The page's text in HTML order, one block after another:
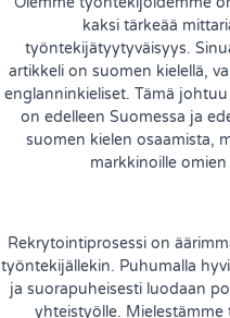
kaksi tärkeää
työntekijätyytyväisyys.
artikkeli on suomen kielellä,
englanninkieliset. Tämä
on edelleen Suomessa ja
suomen kielen osaamista,
markkinoille
Rekrytointiprosessi on
työntekijällekin. Puhumalla
ja suorapuheisesti luodaan
yhteistyölle.